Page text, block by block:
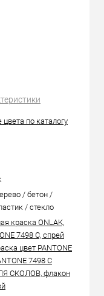
по каталогу
/ бетон /
/ стекло
краска ONLAK,
7498 C, спрей
цвет PANTONE
7498 C
СКОЛОВ, флакон